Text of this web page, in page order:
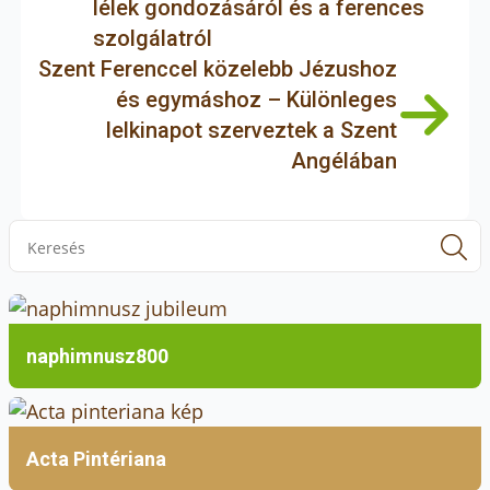
idézetek közül. Miután megismerkedtek a
pápai enciklikán alapuló kulcsokkal, a négy
téma szerint csoportokra oszlottak, hogy
megbeszéljék az általuk hallottakat, az
idézeteket és pasarét jelenlegi helyzetét. Az est
így egy közös gondolatébresztő eszmecserével
lélek gondozásáról és a ferences
szolgálatról
Szent Ferenccel közelebb Jézushoz
és egymáshoz – Különleges
lelkinapot szerveztek a Szent
Angélában
naphimnusz800
Acta Pintériana